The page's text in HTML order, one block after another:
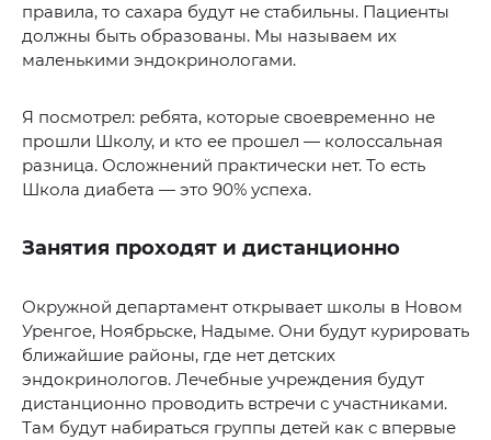
правила, то сахара будут не стабильны. Пациенты
должны быть образованы. Мы называем их
маленькими эндокринологами.
Я посмотрел: ребята, которые своевременно не
прошли Школу, и кто ее прошел — колоссальная
разница. Осложнений практически нет. То есть
Школа диабета — это 90% успеха.
Занятия проходят и дистанционно
Окружной департамент открывает школы в Новом
Уренгое, Ноябрьске, Надыме. Они будут курировать
ближайшие районы, где нет детских
эндокринологов. Лечебные учреждения будут
дистанционно проводить встречи с участниками.
Там будут набираться группы детей как с впервые